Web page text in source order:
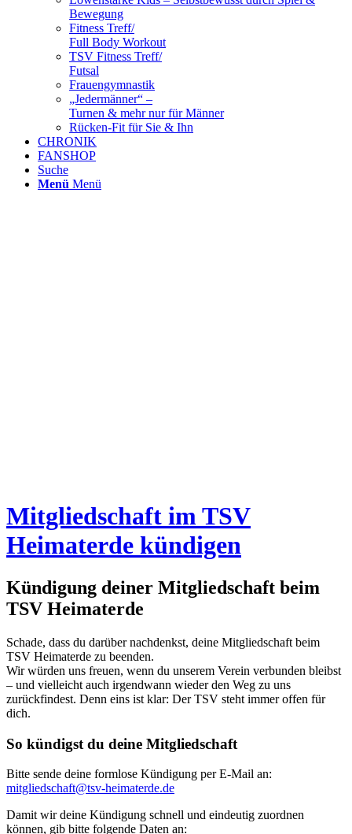
Bewegung
Fitness Treff/
Full Body Workout
TSV Fitness Treff/
Futsal
Frauengymnastik
„Jedermänner“ –
Turnen & mehr nur für Männer
Rücken-Fit für Sie & Ihn
CHRONIK
FANSHOP
Suche
Menü Menü
Mitgliedschaft im TSV
Heimaterde kündigen
Kündigung deiner Mitgliedschaft beim
TSV Heimaterde
Schade, dass du darüber nachdenkst, deine Mitgliedschaft beim
TSV Heimaterde zu beenden.
Wir würden uns freuen, wenn du unserem Verein verbunden bleibst
– und vielleicht auch irgendwann wieder den Weg zu uns
zurückfindest. Denn eins ist klar: Der TSV steht immer offen für
dich.
So kündigst du deine Mitgliedschaft
Bitte sende deine formlose Kündigung per E-Mail an:
mitgliedschaft@tsv-heimaterde.de
Damit wir deine Kündigung schnell und eindeutig zuordnen
können, gib bitte folgende Daten an: